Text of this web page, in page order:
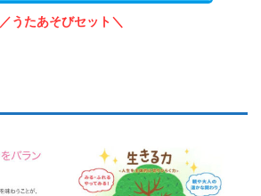
／うたあそびセット＼